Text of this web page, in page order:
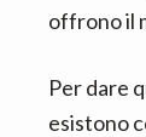
offrono il
Per dare
esistono